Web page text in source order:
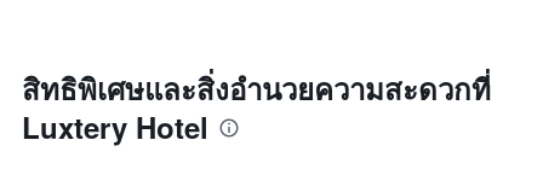
สิทธิพิเศษและสิ่งอำนวยความสะดวกที่
Luxtery Hotel